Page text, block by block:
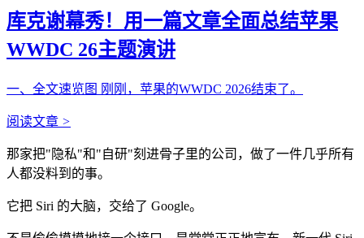
库克谢幕秀！用一篇文章全面总结苹果
WWDC 26主题演讲
一、全文速览图 刚刚，苹果的WWDC 2026结束了。
阅读文章 >
那家把"隐私"和"自研"刻进骨子里的公司，做了一件几乎所有
人都没料到的事。
它把 Siri 的大脑，交给了 Google。